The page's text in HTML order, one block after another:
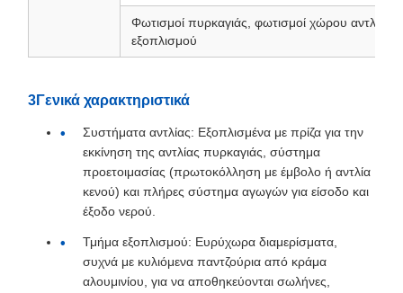
Φωτισμοί πυρκαγιάς, φωτισμοί χώρου αντλίας,
εξοπλισμού
3Γενικά χαρακτηριστικά
Συστήματα αντλίας: Εξοπλισμένα με πρίζα για την
εκκίνηση της αντλίας πυρκαγιάς, σύστημα
προετοιμασίας (πρωτοκόλληση με έμβολο ή αντλία
κενού) και πλήρες σύστημα αγωγών για είσοδο και
έξοδο νερού.
Τμήμα εξοπλισμού: Ευρύχωρα διαμερίσματα,
συχνά με κυλιόμενα παντζούρια από κράμα
αλουμινίου, για να αποθηκεύονται σωλήνες,